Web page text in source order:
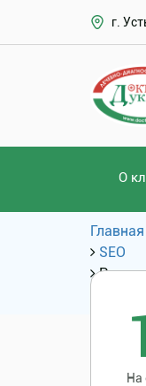
г.
О
Главная
SEO
На